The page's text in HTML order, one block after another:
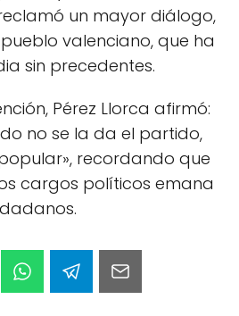
un mayor diálogo,
valenciano, que ha
sin precedentes.
Pérez Llorca afirmó:
no se la da el partido,
recordando que
cargos políticos emana